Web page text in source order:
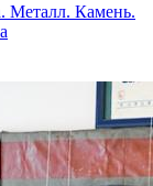
Металл. Камень.